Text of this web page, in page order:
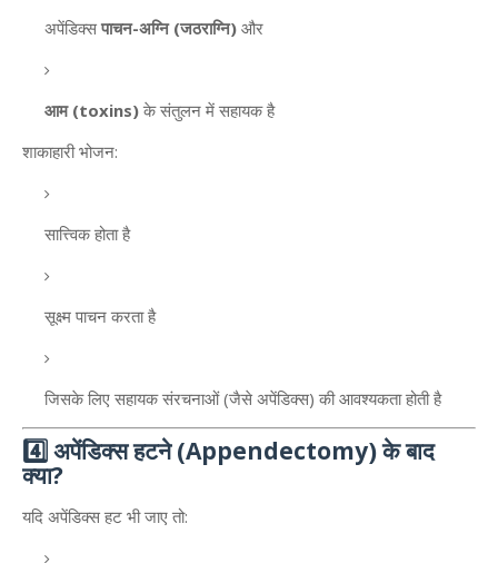
अपेंडिक्स पाचन-अग्नि (जठराग्नि) और
आम (toxins) के संतुलन में सहायक है
शाकाहारी भोजन:
सात्त्विक होता है
सूक्ष्म पाचन करता है
जिसके लिए सहायक संरचनाओं (जैसे अपेंडिक्स) की आवश्यकता होती है
4️⃣ अपेंडिक्स हटने (Appendectomy) के बाद
क्या?
यदि अपेंडिक्स हट भी जाए तो: